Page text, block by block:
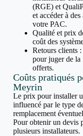
(RGE) et
et accéder à
votre PAC.
Qualité et prix
coût des
Retours clients
pour juger de la
offerts.
Coûts pratiqués
Meyrin
Le prix pour installer
influencé par le type
remplacement
Pour obtenir un devis
plusieurs installateurs.